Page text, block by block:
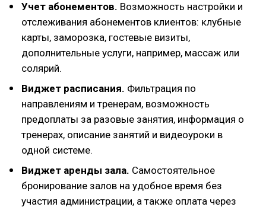
Учет абонементов. Возможность настройки и
отслеживания абонементов клиентов: клубные
карты, заморозка, гостевые визиты,
дополнительные услуги, например, массаж или
солярий.
Виджет расписания. Фильтрация по
направлениям и тренерам, возможность
предоплаты за разовые занятия, информация о
тренерах, описание занятий и видеоуроки в
одной системе.
Виджет аренды зала. Самостоятельное
бронирование залов на удобное время без
участия администрации, а также оплата через